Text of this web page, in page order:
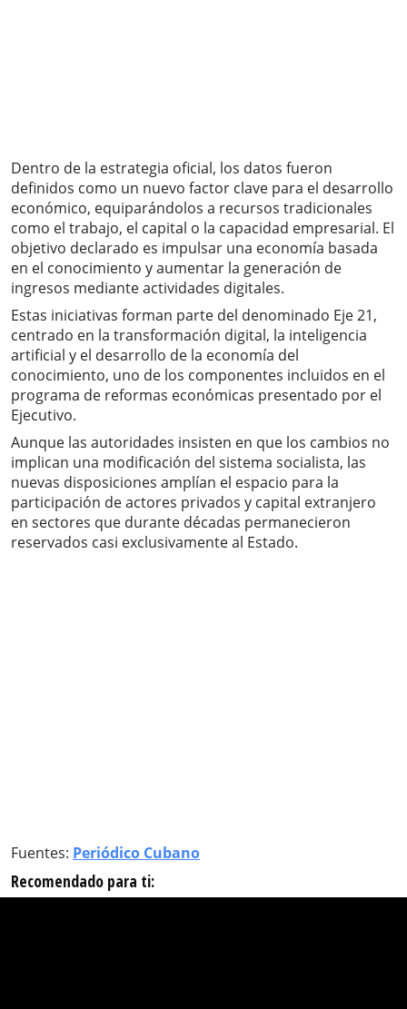
Dentro de la estrategia oficial, los datos fueron
definidos como un nuevo factor clave para el desarrollo
económico, equiparándolos a recursos tradicionales
como el trabajo, el capital o la capacidad empresarial. El
objetivo declarado es impulsar una economía basada
en el conocimiento y aumentar la generación de
ingresos mediante actividades digitales.
Estas iniciativas forman parte del denominado Eje 21,
centrado en la transformación digital, la inteligencia
artificial y el desarrollo de la economía del
conocimiento, uno de los componentes incluidos en el
programa de reformas económicas presentado por el
Ejecutivo.
Aunque las autoridades insisten en que los cambios no
implican una modificación del sistema socialista, las
nuevas disposiciones amplían el espacio para la
participación de actores privados y capital extranjero
en sectores que durante décadas permanecieron
reservados casi exclusivamente al Estado.
Fuentes: Periódico Cubano
Recomendado para ti: